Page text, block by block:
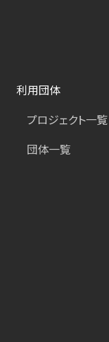
利用団体
プロジェクト一覧
団体一覧